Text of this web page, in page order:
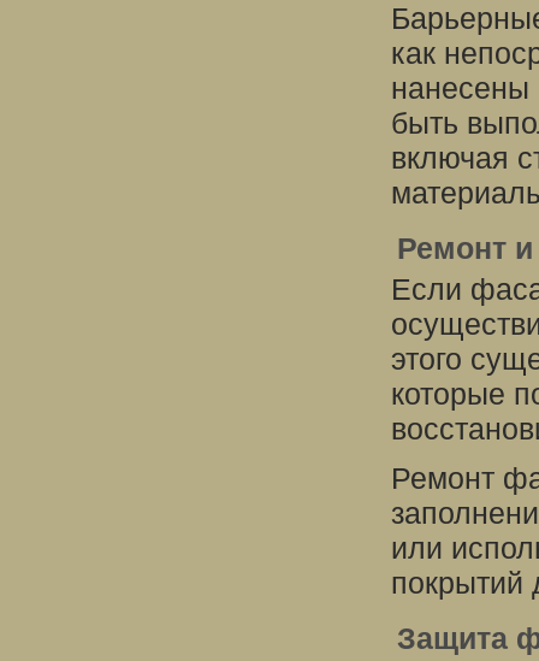
как
нанесены
быть
включая
Ремонт
Если
этого
которые
Ремонт
или
покрытий
Защита